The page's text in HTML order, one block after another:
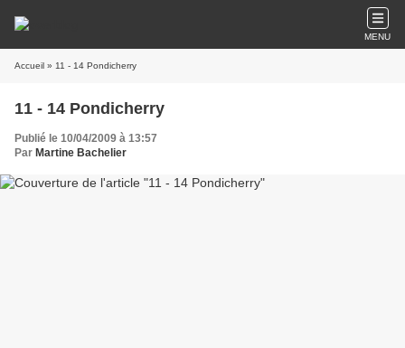
MENU
Accueil » 11 - 14 Pondicherry
11 - 14 Pondicherry
Publié le 10/04/2009 à 13:57
Par Martine Bachelier